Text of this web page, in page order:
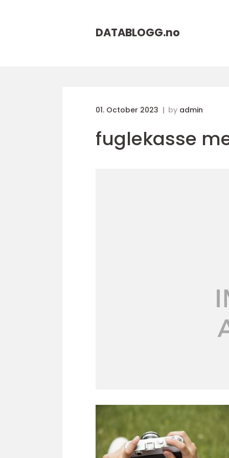
DATABLOGG.no
01. October 2023 by admin
fuglekasse